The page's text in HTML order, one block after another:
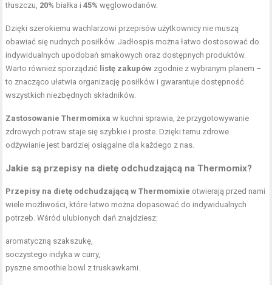
tłuszczu, 20% białka i45% węglowodanów.
Dzięki szerokiemu wachlarzowi przepisów użytkownicy nie muszą
obawiać się nudnych posiłków. Jadłospis można łatwo dostosować do
indywidualnych upodobań smakowych oraz dostępnych produktów.
Warto również sporządzić listę zakupów zgodnie z wybranym planem –
to znacząco ułatwia organizację posiłków i gwarantuje dostępność
wszystkich niezbędnych składników.
Zastosowanie Thermomixa w kuchni sprawia, że przygotowywanie
zdrowych potraw staje się szybkie i proste. Dzięki temu zdrowe
odżywianie jest bardziej osiągalne dla każdego z nas.
Jakie są przepisy na dietę odchudzającą na Thermomix?
Przepisy na dietę odchudzającą w Thermomixie otwierają przed nami
wiele możliwości, które łatwo można dopasować do indywidualnych
potrzeb. Wśród ulubionych dań znajdziesz:
aromatyczną szakszukę,
soczystego indyka w curry,
pyszne smoothie bowl z truskawkami.